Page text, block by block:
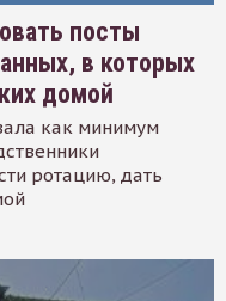
посты
в которых
домой
как минимум
ротацию, дать